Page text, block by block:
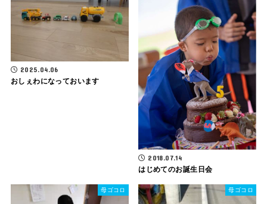
2025.04.06
おしぇわになっておいます
2018.07.14
はじめてのお誕生日会
母ゴコロ 母ゴコロ